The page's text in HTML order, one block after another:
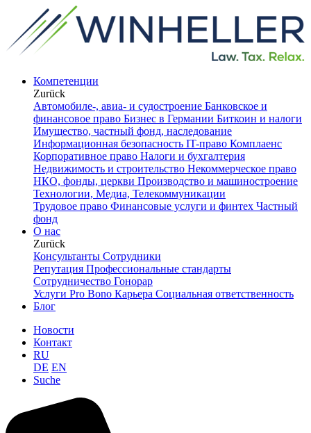
Компетенции
Zurück
Автомобиле-, авиа- и судостроение Банковское и
финансовое право Бизнес в Германии Биткоин и налоги
Имущество, частный фонд, наследование
Информационная безопасность IT-право Комплаенс
Корпоративное право Налоги и бухгалтерия
Недвижимость и строительство Некоммерческое право
НКО, фонды, церкви Производство и машиностроение
Технологии, Медиа, Телекоммуникации
Трудовое право Финансовые услуги и финтех Частный
фонд
О нас
Zurück
Консультанты Сотрудники
Репутация Профессиональные стандарты
Сотрудничество Гонорар
Услуги Pro Bono Карьера Социальная ответственность
Блог
Новости
Контакт
RU
DE EN
Suche